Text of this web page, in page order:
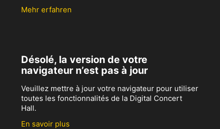
Mehr erfahren
Désolé, la version de votre
navigateur n’est pas à jour
Veuillez mettre à jour votre navigateur pour utiliser
toutes les fonctionnalités de la Digital Concert
Hall.
En savoir plus